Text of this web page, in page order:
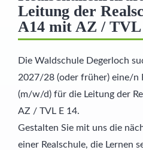
Leitung der
A14 mit AZ / TVL
Die Waldschule Degerloch
2027/28 (oder früher) eine/n
(m/w/d) für die Leitung der
AZ / TVL E 14.
Gestalten Sie mit uns die
einer Realschule, die Lernen